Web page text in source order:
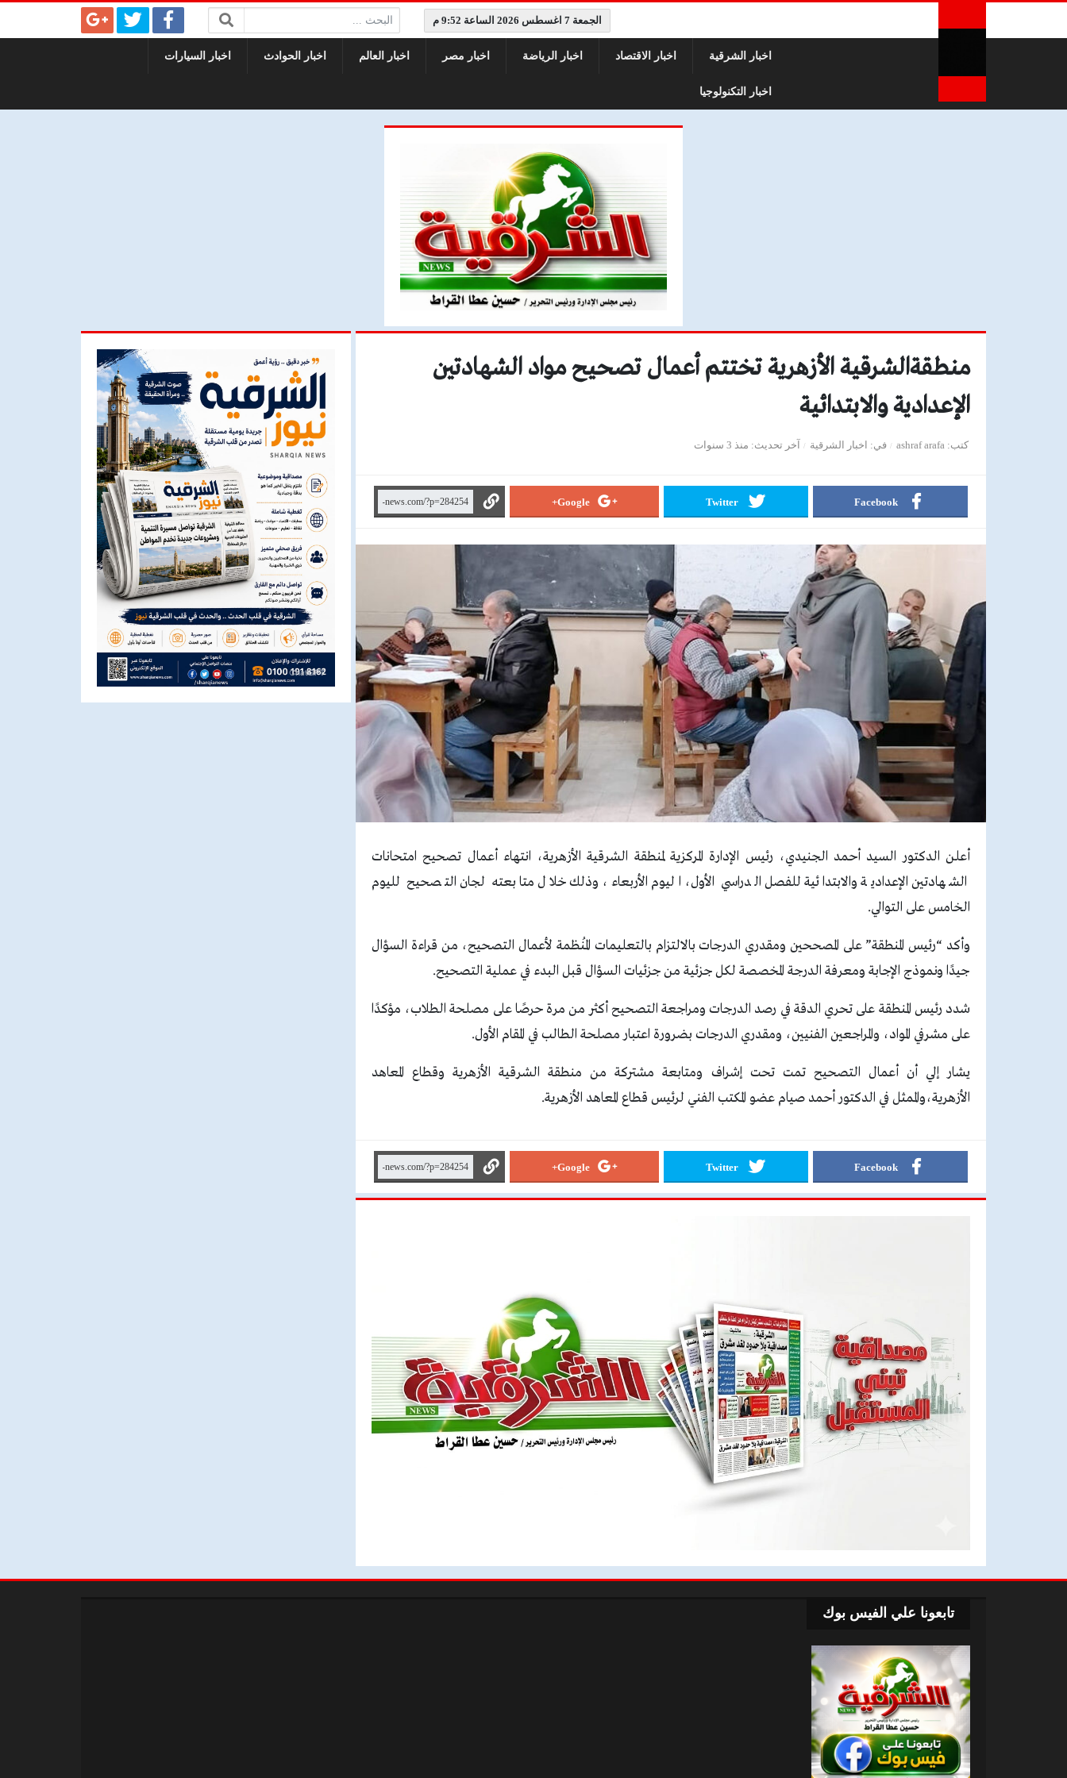
الجمعة 7 اغسطس 2026 الساعة 9:52 م البحث:
اخبار الشرقية اخبار الاقتصاد اخبار الرياضة اخبار مصر اخبار العالم اخبار الحوادث اخبار السيارات
اخبار التكنولوجيا
منطقةالشرقية الأزهرية تختتم أعمال تصحيح مواد الشهادتين
الإعدادية والابتدائية
كتب ashraf arafa في اخبار الشرقية آخر تحديث منذ 3 سنوات
Facebook
Twitter
Google+
أعلن الدكتور السيد أحمد الجنيدي، رئيس الإدارة المركزية لمنطقة الشرقية الأزهرية، انتهاء أعمال تصحيح امتحانات
الشهادتين الإعدادية والابتدائية للفصل الدراسي الأول، اليوم الأربعاء، وذلك خلال متابعته لجان التصحيح لليوم
الخامس على التوالي.
وأكد “رئيس المنطقة” على المصححين ومقدري الدرجات بالالتزام بالتعليمات المُنظمة لأعمال التصحيح، من قراءة السؤال
جيدًا ونموذج الإجابة ومعرفة الدرجة المخصصة لكل جزئية من جزئيات السؤال قبل البدء في عملية التصحيح.
شدد رئيس المنطقة على تحري الدقة في رصد الدرجات ومراجعة التصحيح أكثر من مرة حرصًا على مصلحة الطلاب، مؤكدًا
على مشرفي المواد، والمراجعين الفنيين، ومقدري الدرجات بضرورة اعتبار مصلحة الطالب في المقام الأول.
يشار إلي أن أعمال التصحيح تمت تحت إشراف ومتابعة مشتركة من منطقة الشرقية الأزهرية وقطاع المعاهد
الأزهرية،والممثل في الدكتور أحمد صيام عضو المكتب الفني لرئيس قطاع المعاهد الأزهرية.
Facebook
Twitter
Google+
تابعونا علي الفيس بوك